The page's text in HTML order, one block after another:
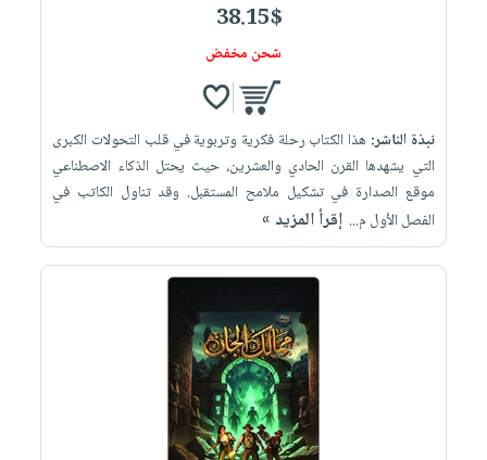
38.15$
شحن مخفض
نبذة الناشر: هذا الكتاب رحلة فكرية وتربوية في قلب التحولات الكبرى
التي يشهدها القرن الحادي والعشرين، حيث يحتل الذكاء الاصطناعي
موقع الصدارة في تشكيل ملامح المستقبل. وقد تناول الكاتب في
الفصل الأول م... إقرأ المزيد »